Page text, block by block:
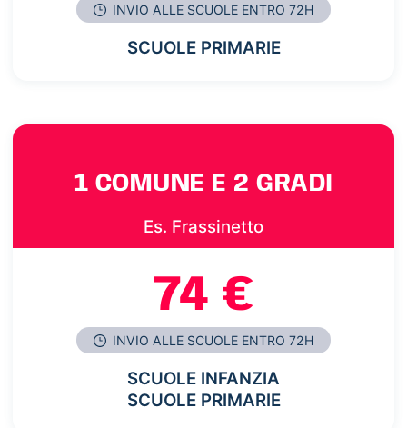
INVIO ALLE SCUOLE ENTRO 72H
SCUOLE PRIMARIE
1 COMUNE E 2 GRADI
Es. Frassinetto
74 €
INVIO ALLE SCUOLE ENTRO 72H
SCUOLE INFANZIA
SCUOLE PRIMARIE